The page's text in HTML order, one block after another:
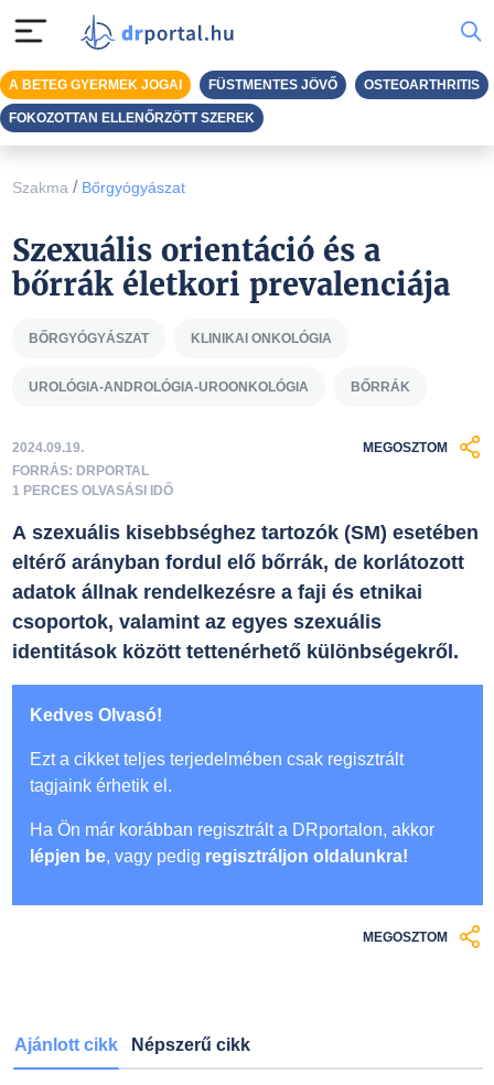
Szakma / Bőrgyógyászat
Szexuális orientáció és a
bőrrák életkori prevalenciája
BŐRGYÓGYÁSZAT KLINIKAI ONKOLÓGIA
UROLÓGIA-ANDROLÓGIA-UROONKOLÓGIA BŐRRÁK
2024.09.19.
FORRÁS: DRPORTAL
1 PERCES OLVASÁSI IDŐ
MEGOSZTOM
A szexuális kisebbséghez tartozók (SM) esetében
eltérő arányban fordul elő bőrrák, de korlátozott
adatok állnak rendelkezésre a faji és etnikai
csoportok, valamint az egyes szexuális
identitások között tettenérhető különbségekről.
Kedves Olvasó!
Ezt a cikket teljes terjedelmében csak regisztrált
tagjaink érhetik el.
Ha Ön már korábban regisztrált a DRportalon, akkor
lépjen be, vagy pedig regisztráljon oldalunkra!
MEGOSZTOM
Ajánlott cikk Népszerű cikk
A BETEG GYERMEK JOGAI FÜSTMENTES JÖVŐ OSTEOARTHRITIS
FOKOZOTTAN ELLENŐRZÖTT SZEREK